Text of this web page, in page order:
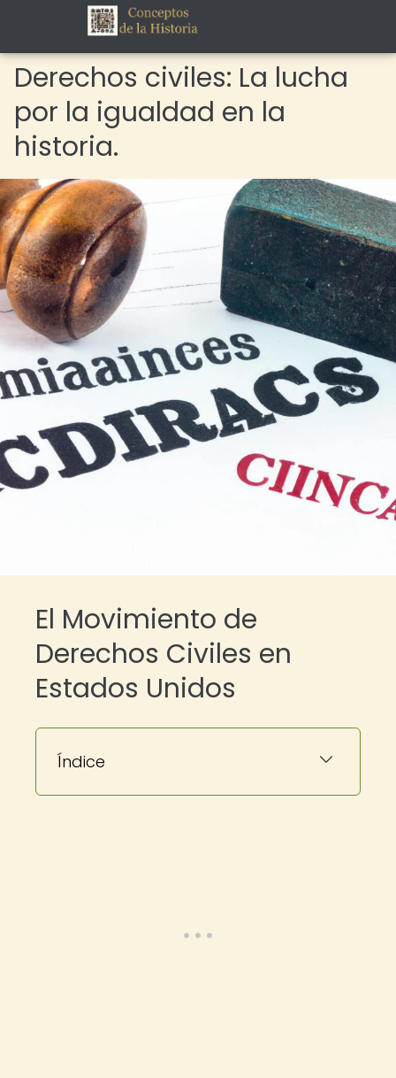
Derechos civiles: La lucha
por la igualdad en la
historia.
El Movimiento de
Derechos Civiles en
Estados Unidos
Índice